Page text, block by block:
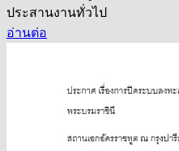
ประสานงานทั่วไป
อ่านต่อ